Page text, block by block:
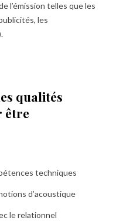
l’émission telles que les
les
qualités
être
techniques
d’acoustique
le relationnel